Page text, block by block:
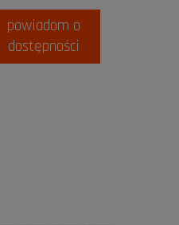
powiadom o
dostępności